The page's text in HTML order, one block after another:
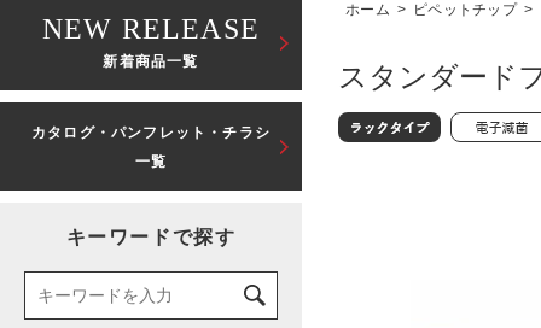
ホーム > ピペットチップ >
スタンダード
NEW RELEASE
新着商品一覧
カタログ・パンフレット・チラシ
一覧
キーワードで探す